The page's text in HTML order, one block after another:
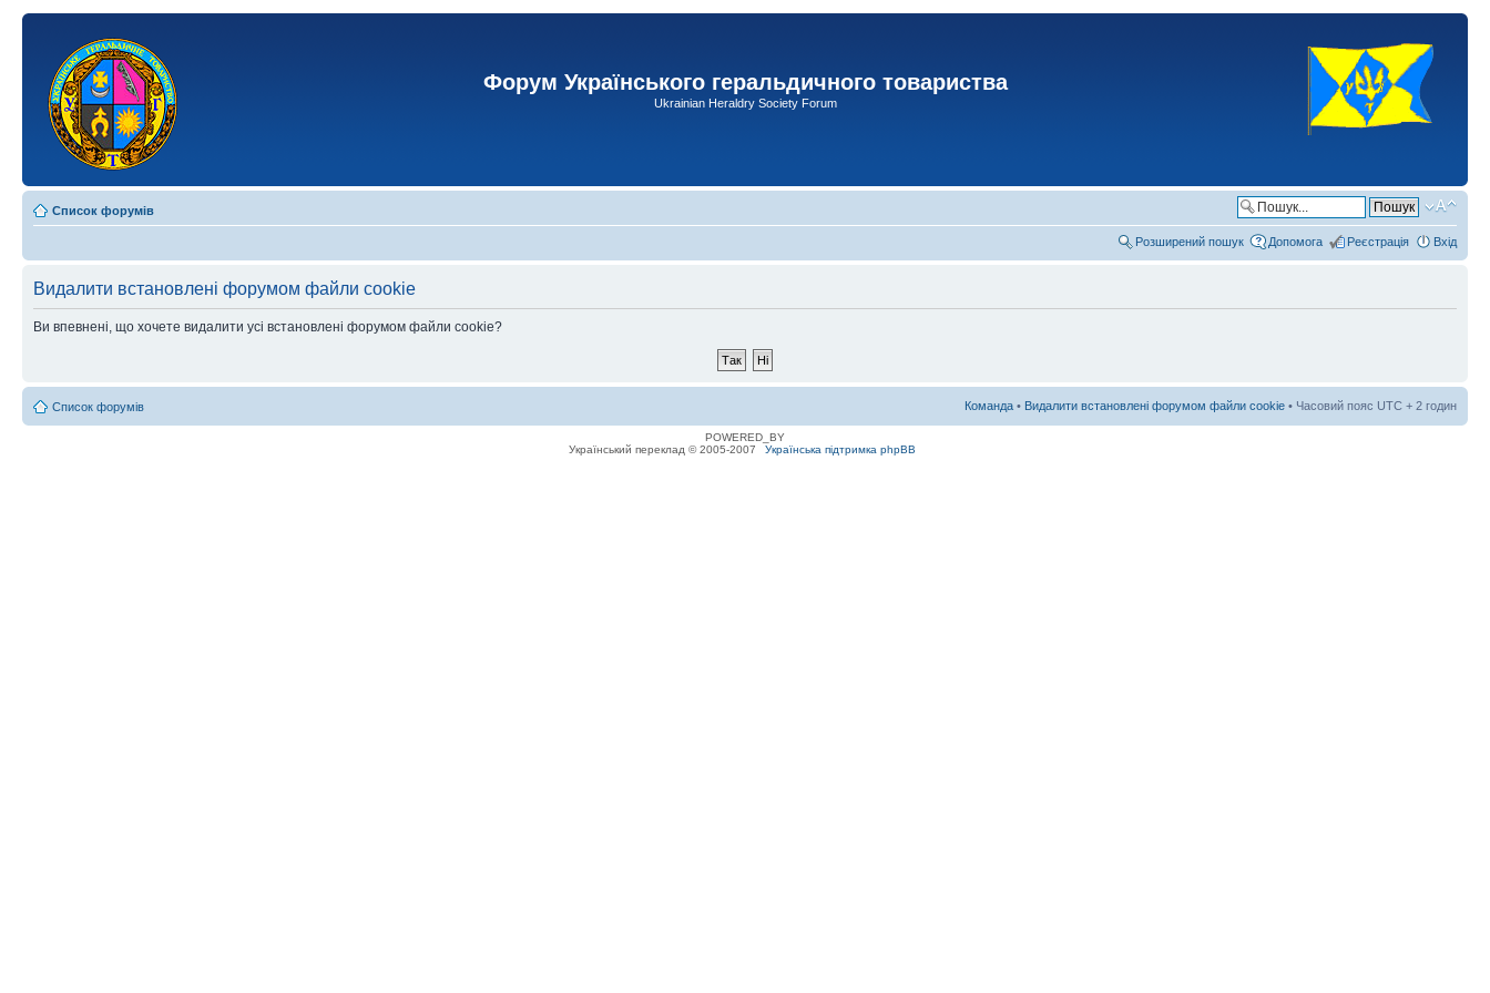
Форум Українського геральдичного товариства
Ukrainian Heraldry Society Forum
Список форумів
Розширений пошук Допомога Реєстрація Вхід
Видалити встановлені форумом файли cookie
Ви впевнені, що хочете видалити усі встановлені форумом файли cookie?
Список форумів Команда • Видалити встановлені форумом файли cookie • Часовий пояс UTC + 2 годин
POWERED_BY
Український переклад © 2005-2007
Українська підтримка phpBB